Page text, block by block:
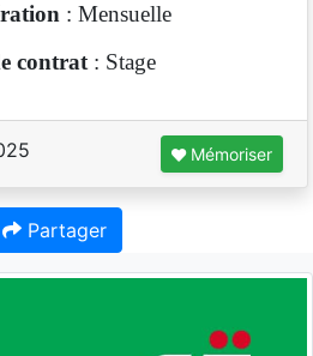
: Mensuelle
contrat : Stage
Mémoriser
Partager